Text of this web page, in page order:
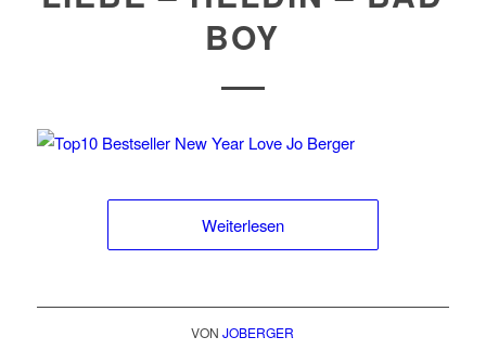
BOY
Weiterlesen
VONJOBERGER